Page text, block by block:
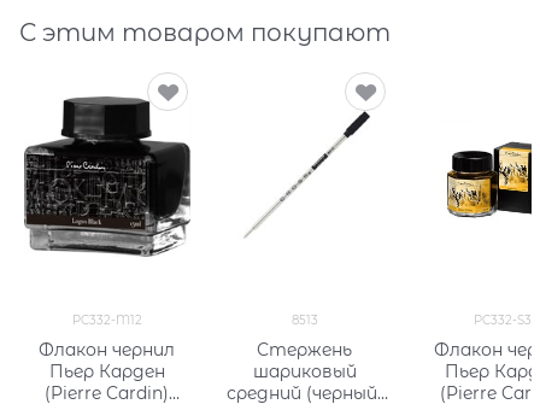
С этим товаром покупают
PC332-M12
Флакон чернил
Пьер Карден
(Pierre Cardin)
8513
Стержень
шариковый
средний (черный)
PC332-S3
Флакон
Пьер
(Pierre